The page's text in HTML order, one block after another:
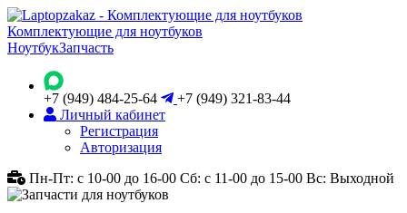
Комплектующие для ноутбуков
НоутбукЗапчасть
+7 (949) 484-25-64
+7 (949) 321-83-44
Личный кабинет
Регистрация
Авторизация
Пн-Пт: с 10-00 до 16-00 Сб: с 11-00 до 15-00 Вс: Выходной